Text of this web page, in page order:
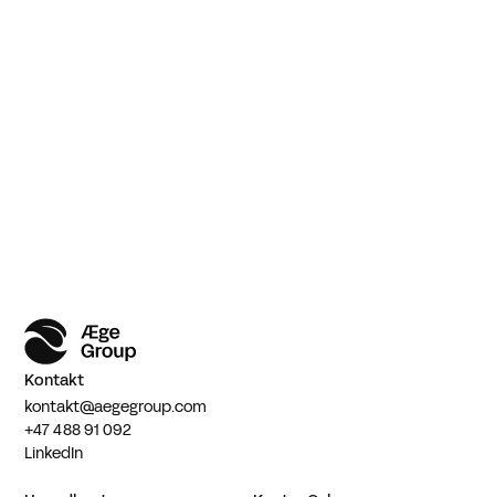
Kontakt
kontakt@aegegroup.com
+47 488 91 092
LinkedIn